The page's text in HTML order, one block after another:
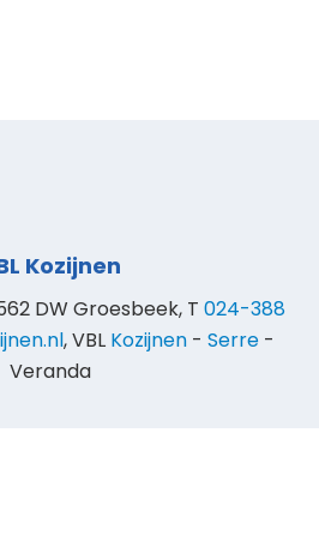
Kozijnen
DW Groesbeek, T 024-388
, VBL Kozijnen- Serre-
Veranda